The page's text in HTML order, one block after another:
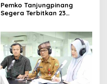
Pemko Tanjungpinang
Segera Terbitkan 23